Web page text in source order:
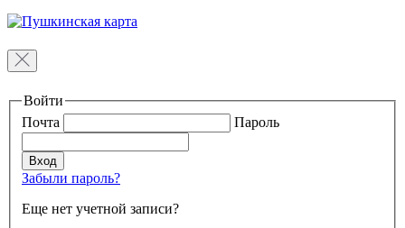
Войти
Почта
Пароль
Забыли пароль?
Еще нет учетной записи?